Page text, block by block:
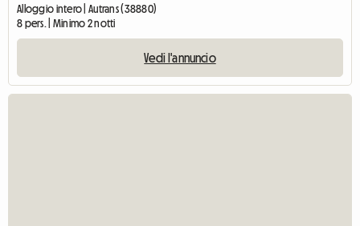
Alloggio intero | Autrans (38880)
8 pers. | Minimo 2 notti
Vedi l'annuncio